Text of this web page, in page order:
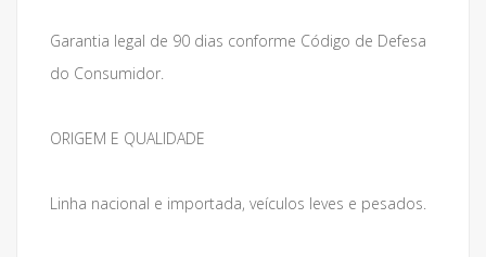
Garantia legal de 90 dias conforme Código de Defesa
do Consumidor.
ORIGEM E QUALIDADE
Linha nacional e importada, veículos leves e pesados.